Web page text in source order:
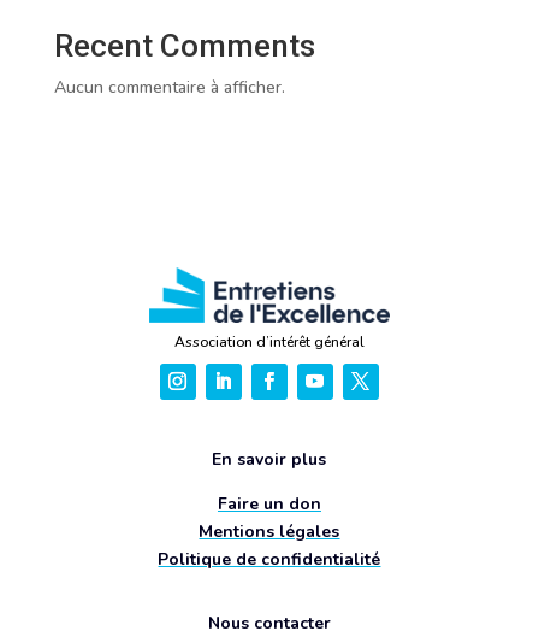
Recent Comments
Aucun commentaire à afficher.
Association d’intérêt général
En savoir plus
Faire un don
Mentions légales
Politique de confidentialité
Nous contacter